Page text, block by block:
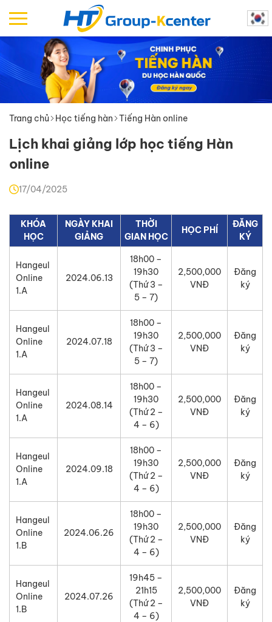
Trang chủ Học tiếng hàn Tiếng Hàn online
Lịch khai giảng lớp học tiếng Hàn
online
17/04/2025
KHÓA
HỌC
NGÀY KHAI
GIẢNG
THỜI
GIAN HỌC
HỌC PHÍ
ĐĂNG
KÝ
Hangeul
Online
1.A
2024.06.13
18h00 –
19h30
(Thứ 3 –
5 – 7)
2,500,000
VNĐ
Đăng
ký
Hangeul
Online
1.A
2024.07.18
18h00 –
19h30
(Thứ 3 –
5 – 7)
2,500,000
VNĐ
Đăng
ký
Hangeul
Online
1.A
2024.08.14
18h00 –
19h30
(Thứ 2 –
4 – 6)
2,500,000
VNĐ
Đăng
ký
Hangeul
Online
1.A
2024.09.18
18h00 –
19h30
(Thứ 2 –
4 – 6)
2,500,000
VNĐ
Đăng
ký
Hangeul
Online
1.B
2024.06.26
18h00 –
19h30
(Thứ 2 –
4 – 6)
2,500,000
VNĐ
Đăng
ký
Hangeul
Online
1.B
2024.07.26
19h45 –
21h15
(Thứ 2 –
4 – 6)
2,500,000
VNĐ
Đăng
ký